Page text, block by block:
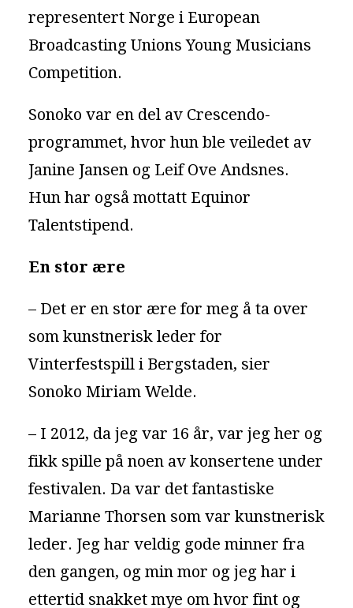
representert Norge i European
Broadcasting Unions Young Musicians
Competition.
Sonoko var en del av Crescendo-
programmet, hvor hun ble veiledet av
Janine Jansen og Leif Ove Andsnes.
Hun har også mottatt Equinor
Talentstipend.
En stor ære
– Det er en stor ære for meg å ta over
som kunstnerisk leder for
Vinterfestspill i Bergstaden, sier
Sonoko Miriam Welde.
– I 2012, da jeg var 16 år, var jeg her og
fikk spille på noen av konsertene under
festivalen. Da var det fantastiske
Marianne Thorsen som var kunstnerisk
leder. Jeg har veldig gode minner fra
den gangen, og min mor og jeg har i
ettertid snakket mye om hvor fint og